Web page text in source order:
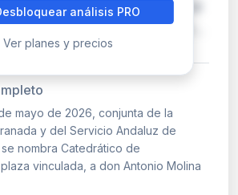
de la actividad asistencial
docencia e investigación univer…
análisis PRO
Ver planes y precios
mayo de 2026, conjunta de la
y del Servicio Andaluz de
nombra Catedrático de
vinculada, a don Antonio Molina